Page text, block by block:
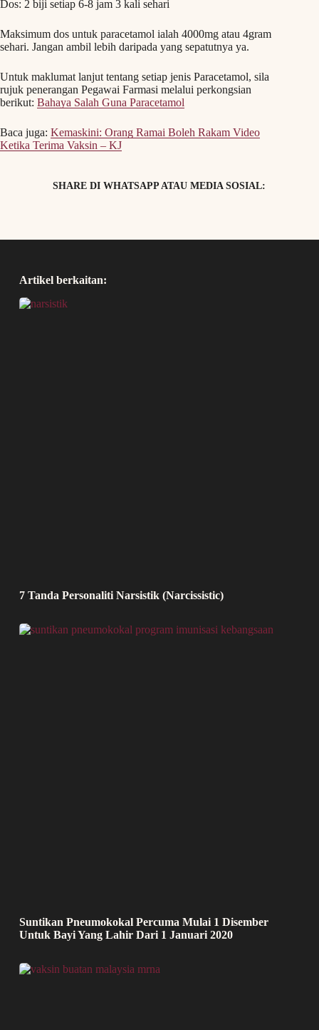
Dos: 2 biji setiap 6-8 jam 3 kali sehari
Maksimum dos untuk paracetamol ialah 4000mg atau 4gram
sehari. Jangan ambil lebih daripada yang sepatutnya ya.
Untuk maklumat lanjut tentang setiap jenis Paracetamol, sila
rujuk penerangan Pegawai Farmasi melalui perkongsian
berikut: Bahaya Salah Guna Paracetamol
Baca juga: Kemaskini: Orang Ramai Boleh Rakam Video
Ketika Terima Vaksin – KJ
SHARE DI WHATSAPP ATAU MEDIA SOSIAL:
Artikel berkaitan:
7 Tanda Personaliti Narsistik (Narcissistic)
Suntikan Pneumokokal Percuma Mulai 1 Disember
Untuk Bayi Yang Lahir Dari 1 Januari 2020